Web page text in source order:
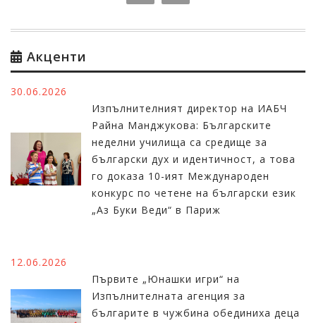
Акценти
30.06.2026
Изпълнителният директор на ИАБЧ
Райна Манджукова: Българските
неделни училища са средище за
български дух и идентичност, а това
го доказа 10-ият Международен
конкурс по четене на български език
„Аз Буки Веди“ в Париж
12.06.2026
Първите „Юнашки игри“ на
Изпълнителната агенция за
българите в чужбина обединиха деца